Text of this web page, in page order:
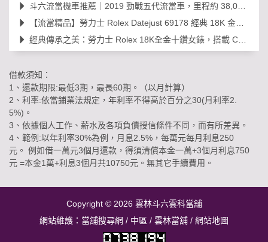
斗六流當機車推薦｜2019 勁戰五代流當車，里程約 38,000km，可現場賞車議價
【流當精品】勞力士 Rolex Datejust 69178 經典 18K 金鑽石女錶｜原裝 203
經典傳承之美：勞力士 Rolex 18K全金十鑽女錶，搭載 Cal. 2030 機芯的黃金年代
借款須知：
1、還款期限:最低3期，最長60期。（以月計算）
2、利率:依當鋪業法規定，年利率不得高於百分之30(月利率2.
5%)。
3、依據個人工作、薪水及各項負債授信條件不同，而有所差異。
4、範例:以年利率30%為例，月息2.5%，每萬元每月利息250
元。 例如借一萬元3個月還款，得須清償本金一萬+3個月利息750
元 =本金1萬+利息3個月共10750元。無其它手續費用。
Copyright © 2026 雲林斗六雲科當舖
網站維護： 當舖搜尋網 / 中區 / 雲林當舖 / 網站地圖